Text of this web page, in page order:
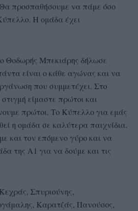
προσπαθήσουμε να πάμε όσο
Η ομάδα έχει
Θοδωρής Μπεκιάρης δήλωσε
είναι ο κάθε αγώνας και να
που συμμετέχει. Στο
είμαστε πρώτοι και
πρώτοι. Το Κύπελλο για εμάς
η ομάδα σε καλύτερα παιχνίδια.
και τον επόμενο γύρο και να
της Α1 για να δούμε και τις
Σπυριούνης,
Καρατζάς, Πανούσος,